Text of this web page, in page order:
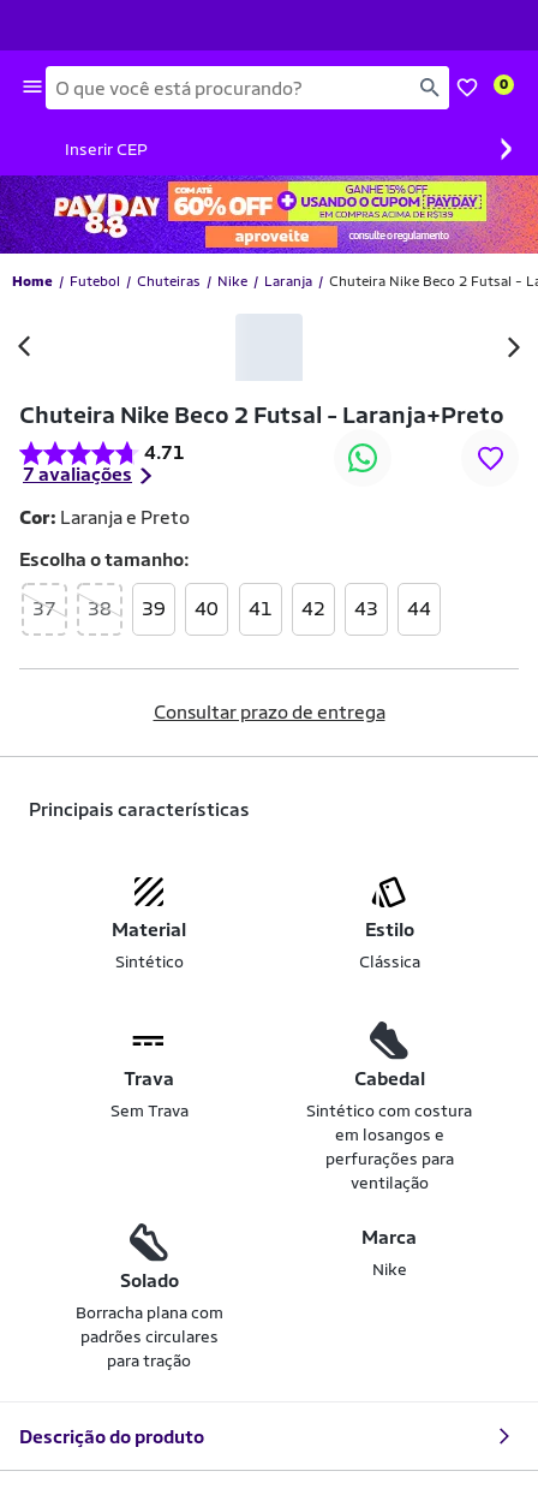
Busca 0
Inserir CEP ›
Home Futebol Chuteiras Nike Laranja Chuteira Nike Beco 2 Futsal -
Chuteira Nike Beco 2 Futsal - Laranja+Preto
4.71
7 avaliações
Cor: Laranja e Preto
Escolha otamanho
37 38 39 40 41 42 43 44
Consultar prazo de entrega
Principais características
Material
Sintético
Estilo
Clássica
Trava
Sem Trava
Cabedal
Sintético com costura
em losangos e
perfurações para
ventilação
Solado
Borracha plana com
padrões circulares
para tração
Marca
Nike
Descrição do produto